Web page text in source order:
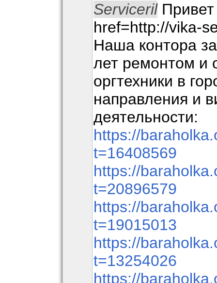
ServicerilПривет
href=http://vika-
Наша контора
лет ремонтом и
оргтехники в
направления и
деятельности:
https://
t=16408569
https://
t=20896579
https://
t=19015013
https://
t=13254026
https://